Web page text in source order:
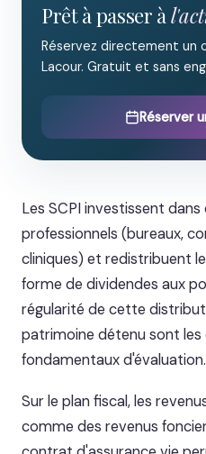
Prêt à passer à
Réservez directement un
Lacour. Gratuit et sans
Réserver
Les SCPI investissent
professionnels (bureaux,
cliniques) et redistribuent
forme de dividendes aux
régularité de cette
patrimoine détenu sont les
fondamentaux d'évaluation.
Sur le plan fiscal, les
comme des revenus